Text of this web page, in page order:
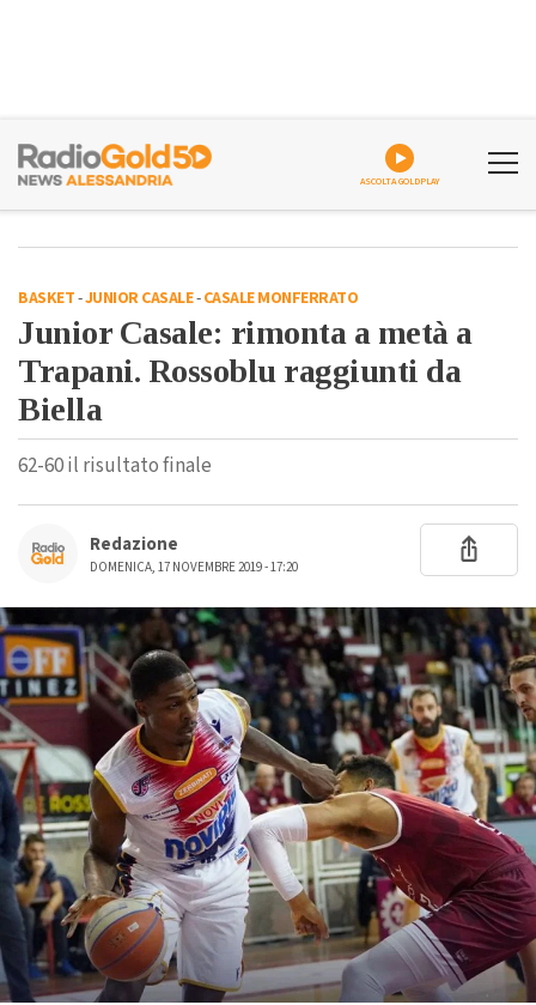
ASCOLTA GOLDPLAY
BASKET-JUNIOR CASALE-CASALE MONFERRATO
Junior Casale: rimonta a metà a
Trapani. Rossoblu raggiunti da
Biella
62-60 il risultato finale
Redazione
DOMENICA, 17 NOVEMBRE 2019 - 17:20